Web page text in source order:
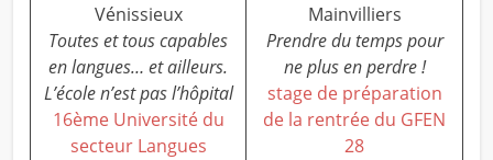
Vénissieux
Toutes et tous capables
en langues… et ailleurs.
L’école n’est pas l’hôpital
16ème Université du
secteur Langues
Mainvilliers
Prendre du temps pour
ne plus en perdre !
stage de préparation
de la rentrée du GFEN
28